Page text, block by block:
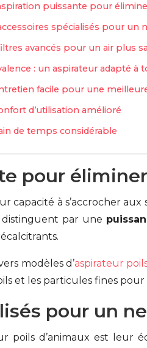
puissante pour
spécialisés pour
avancés pour un air plus
: un aspirateur adapté à
facile pour une
d’utilisation amélioré
de temps considérable
pour
capacité à s’accrocher
distinguent par une
modèles d’aspirateur
et les particules fines
pour un
poils d’animaux est leur